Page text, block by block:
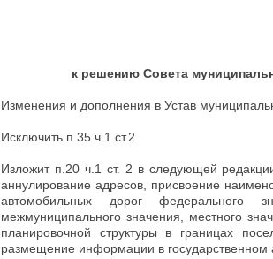
к решению Совета
Изменения и дополнения в Устав
Исключить п.35 ч.1 ст.2
Изложит п.20 ч.1 ст. 2 в следующей
аннулирование адресов, присвоение
автомобильных дорог федерального
межмуниципального значения, местного
планировочной структуры в границах
размещение информации в государственном